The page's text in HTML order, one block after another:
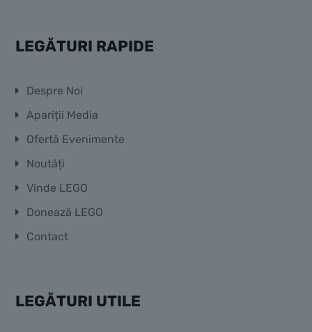
LEGĂTURI RAPIDE
Despre Noi
Apariții Media
Ofertă Evenimente
Noutăți
Vinde LEGO
Donează LEGO
Contact
LEGĂTURI UTILE